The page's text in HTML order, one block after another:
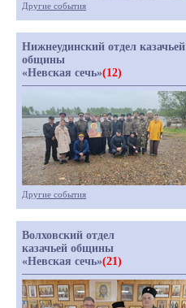
Другие события
Нижнеудинский отдел казачьей
общины
«Невская сечь»(12)
Другие события
Волховский отдел
казачьей общины
«Невская сечь»(21)